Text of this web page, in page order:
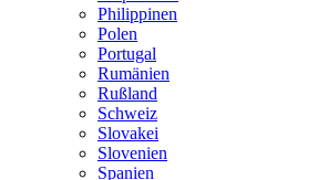
Philippinen
Polen
Portugal
Rumänien
Rußland
Schweiz
Slovakei
Slovenien
Spanien